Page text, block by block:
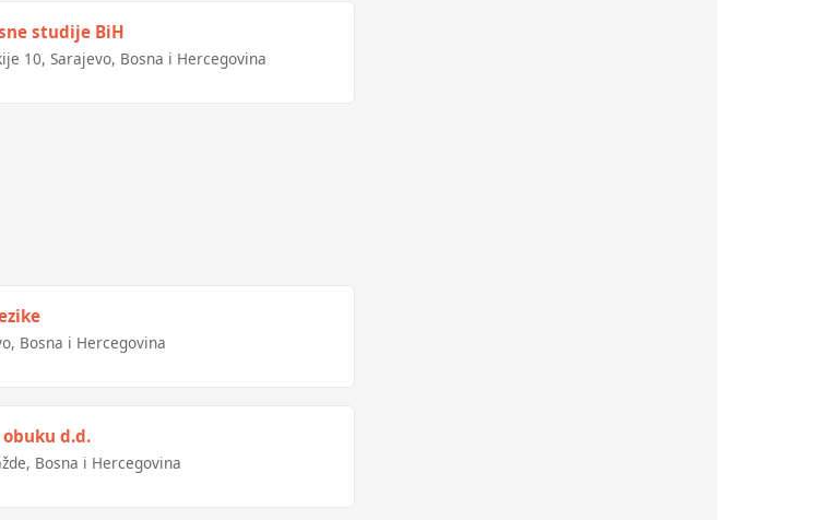
studije BiH
10, Sarajevo, Bosna i Hercegovina
Bosna i Hercegovina
d.d.
Bosna i Hercegovina